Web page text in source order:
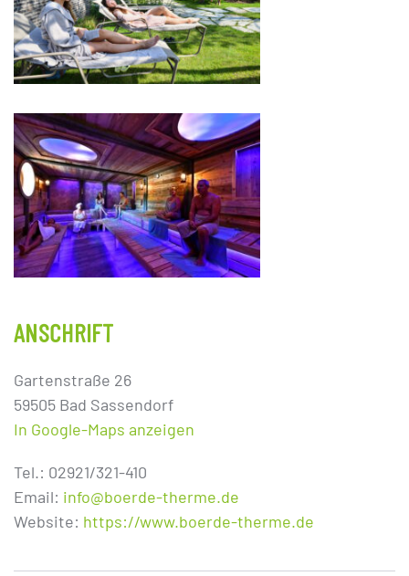
ANSCHRIFT
Gartenstraße 26
59505 Bad Sassendorf
In Google-Maps anzeigen
Tel.: 02921/321-410
Email: info@boerde-therme.de
Website: https://www.boerde-therme.de